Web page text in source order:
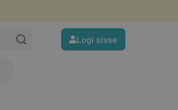
Logi sisse